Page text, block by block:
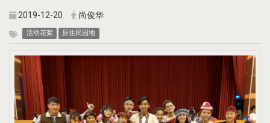
2019-12-20 尚俊华
活动花絮 原住民园地